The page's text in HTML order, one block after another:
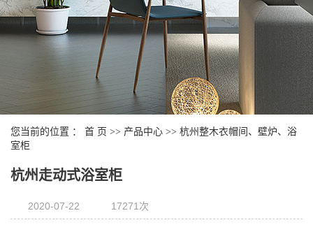
您当前的位置 ： 首 页 >> 产品中心 >> 杭州整木衣帽间、壁炉、浴
室柜
杭州走动式浴室柜
2020-07-22 17271次